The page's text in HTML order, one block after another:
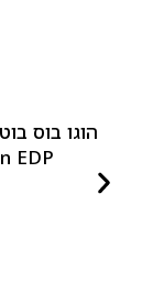
Bottled Beyond for Women EDP